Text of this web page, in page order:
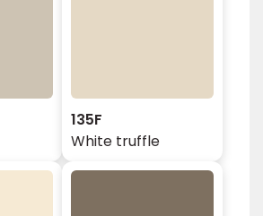
135F
White truffle